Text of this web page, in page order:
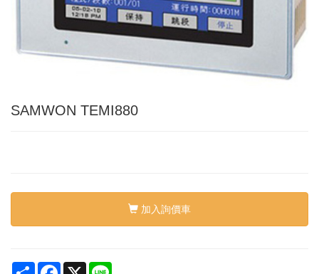
SAMWON TEMI880
加入詢價車
Share Facebook
X